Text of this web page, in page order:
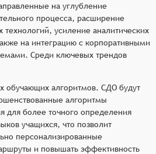
на углубление
процесса, расширение
усиление аналитических
на интеграцию с корпоративными
Среди ключевых трендов
обучающих алгоритмов. СДО будут
алгоритмы
для более точного определения
учащихся, что позволит
персонализированные
и повышать эффективность